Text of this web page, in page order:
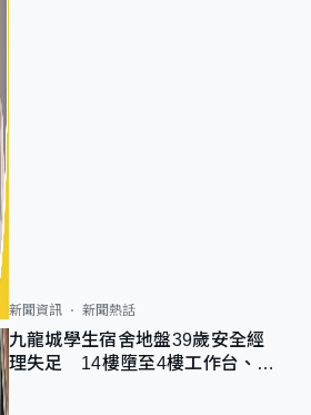
新聞資訊 新聞熱話
九龍城學生宿舍地盤39歲安全經
理失足 14樓墮至4樓工作台、送